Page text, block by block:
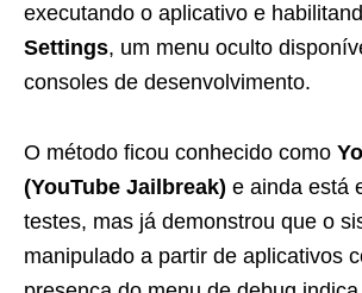
executando o aplicativo e
Settings, um menu oculto
consoles de desenvolvimento.
O método ficou conhecido como
(YouTube Jailbreak) e ainda está
testes, mas já demonstrou que o
manipulado a partir de aplicativos